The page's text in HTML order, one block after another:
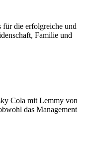
für die erfolgreiche und
Familie und
Cola mit Lemmy von
das Management